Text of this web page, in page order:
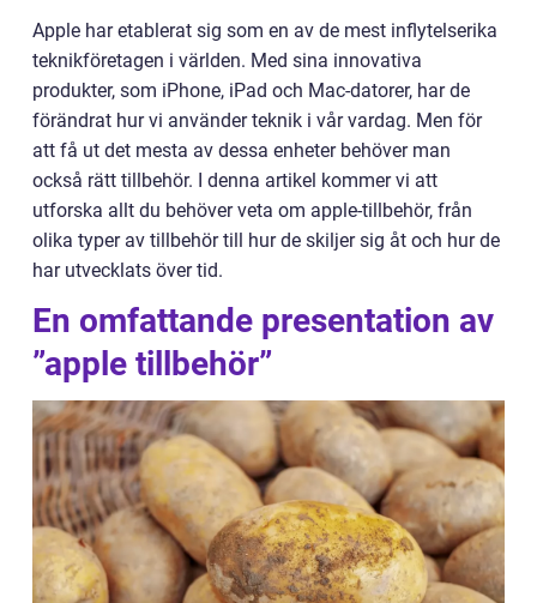
Apple har etablerat sig som en av de mest inflytelserika
teknikföretagen i världen. Med sina innovativa
produkter, som iPhone, iPad och Mac-datorer, har de
förändrat hur vi använder teknik i vår vardag. Men för
att få ut det mesta av dessa enheter behöver man
också rätt tillbehör. I denna artikel kommer vi att
utforska allt du behöver veta om apple-tillbehör, från
olika typer av tillbehör till hur de skiljer sig åt och hur de
har utvecklats över tid.
En omfattande presentation av
”apple tillbehör”